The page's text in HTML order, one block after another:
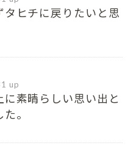
タヒチに戻りたいと思
up
に素晴らしい思い出と
。